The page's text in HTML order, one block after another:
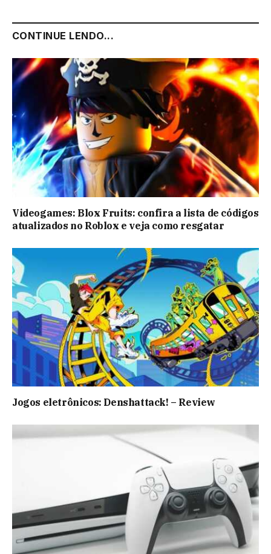
CONTINUE LENDO...
Videogames: Blox Fruits: confira a lista de códigos
atualizados no Roblox e veja como resgatar
Jogos eletrônicos: Denshattack! – Review